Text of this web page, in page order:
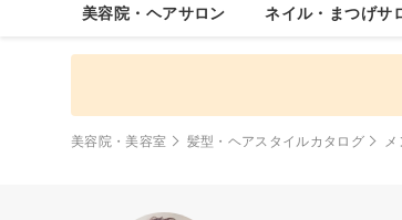
美容院・ヘアサロン ネイル・まつげサ
美容院・美容室 髪型・ヘアスタイルカタログ